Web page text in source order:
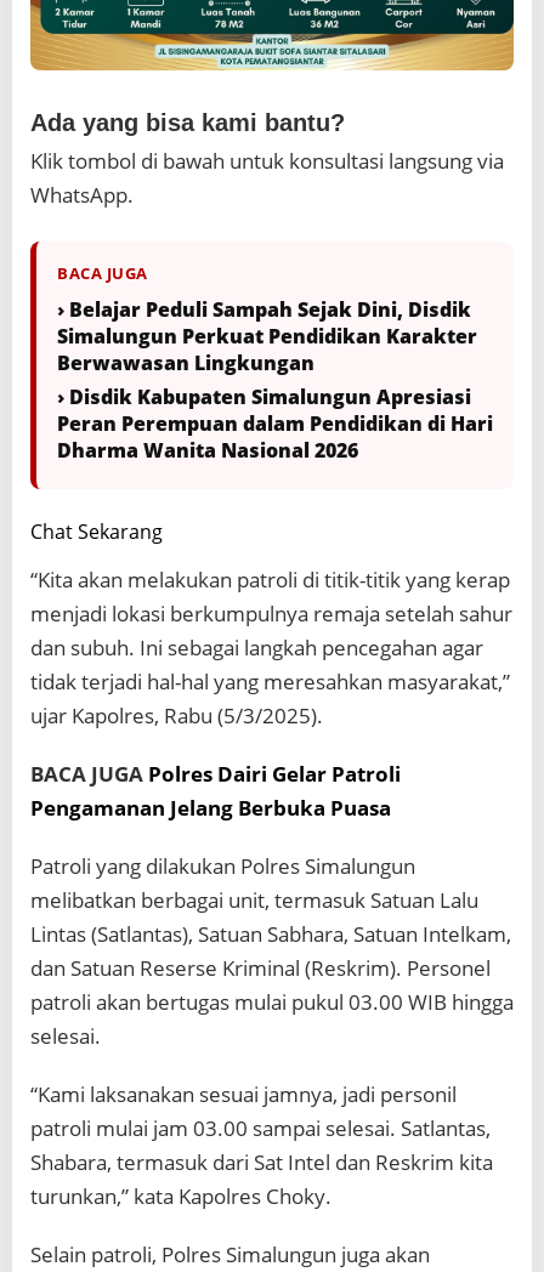
Ada yang bisa kami bantu?
Klik tombol di bawah untuk konsultasi langsung via
WhatsApp.
BACA JUGA
› Belajar Peduli Sampah Sejak Dini, Disdik
Simalungun Perkuat Pendidikan Karakter
Berwawasan Lingkungan
› Disdik Kabupaten Simalungun Apresiasi
Peran Perempuan dalam Pendidikan di Hari
Dharma Wanita Nasional 2026
Chat Sekarang
“Kita akan melakukan patroli di titik-titik yang kerap
menjadi lokasi berkumpulnya remaja setelah sahur
dan subuh. Ini sebagai langkah pencegahan agar
tidak terjadi hal-hal yang meresahkan masyarakat,”
ujar Kapolres, Rabu (5/3/2025).
BACA JUGA Polres Dairi Gelar Patroli
Pengamanan Jelang Berbuka Puasa
Patroli yang dilakukan Polres Simalungun
melibatkan berbagai unit, termasuk Satuan Lalu
Lintas (Satlantas), Satuan Sabhara, Satuan Intelkam,
dan Satuan Reserse Kriminal (Reskrim). Personel
patroli akan bertugas mulai pukul 03.00 WIB hingga
selesai.
“Kami laksanakan sesuai jamnya, jadi personil
patroli mulai jam 03.00 sampai selesai. Satlantas,
Shabara, termasuk dari Sat Intel dan Reskrim kita
turunkan,” kata Kapolres Choky.
Selain patroli, Polres Simalungun juga akan